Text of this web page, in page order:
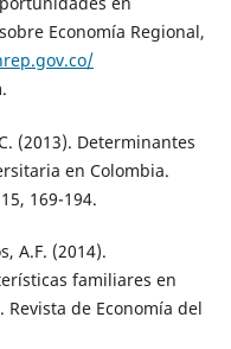
Economía Regional,
(2013). Determinantes
en Colombia.
169-194.
A.F. (2014).
familiares en
de Economía del